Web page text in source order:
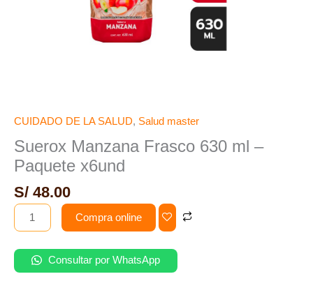
CUIDADO DE LA SALUD, Salud master
Suerox Manzana Frasco 630 ml –
Paquete x6und
S/ 48.00
Compra online
Consultar por WhatsApp